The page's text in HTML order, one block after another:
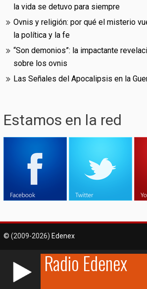
la vida se detuvo para siempre
Ovnis y religión: por qué el misterio
la política y la fe
“Son demonios”: la impactante
sobre los ovnis
Las Señales del Apocalipsis en la
Estamos en la red
RCAST.NET
© (2009-2026) Edenex